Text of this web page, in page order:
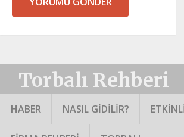
Torbalı Rehberi
HABER NASIL GIDILIR?